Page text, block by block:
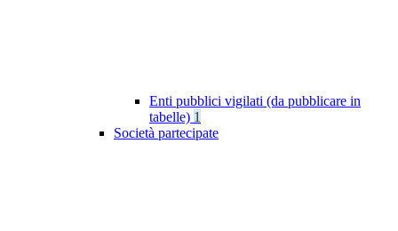
Enti pubblici vigilati (da pubblicare in
tabelle) 1
Società partecipate